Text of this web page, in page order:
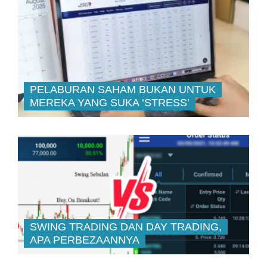
PELABURAN SAHAM BUKAN UNTUK
MEREKA YANG SUKA ‘STRESS’
SWING TRADING DAN DAY TRADING,
APA PERBEZAANNYA